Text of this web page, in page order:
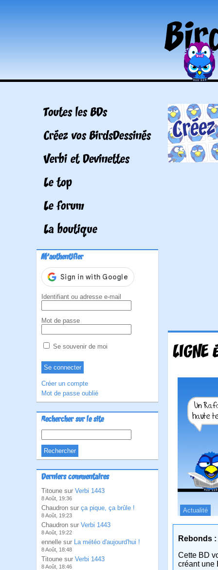
Toutes les BDs
Créez vos BirdsDessinés
Verbi et Devinettes
Le top
Le forum
La boutique
M'authentifier
Identifiant ou adresse e-mail
Mot de passe
Se souvenir de moi
Créer un compte
Mot de passe oublié
Rechercher sur le site
Derniers commentaires
Titoune sur Verbi 1443
8 Août, 19:36
Chaudron sur ça pique, ça brûle !
8 Août, 19:23
Chaudron sur Verbi 1443
8 Août, 19:22
ennelle sur La météo d'aujourd'hui !
8 Août, 18:48
Titoune sur Verbi 1443
8 Août, 18:46
LIGNE
Actualité
Rebonds :
Cette BD
créant une